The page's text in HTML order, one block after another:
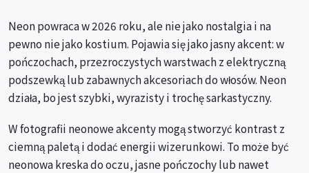
Neon powraca w 2026 roku, ale nie jako nostalgia i na
pewno nie jako kostium. Pojawia się jako jasny akcent: w
pończochach, przezroczystych warstwach z elektryczną
podszewką lub zabawnych akcesoriach do włosów. Neon
działa, bo jest szybki, wyrazisty i trochę sarkastyczny.
W fotografii neonowe akcenty mogą stworzyć kontrast z
ciemną paletą i dodać energii wizerunkowi. To może być
neonowa kreska do oczu, jasne pończochy lub nawet